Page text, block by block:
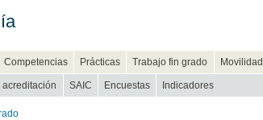
Competencias Prácticas Trabajo fin grado Movilidad
SAIC Encuestas Indicadores